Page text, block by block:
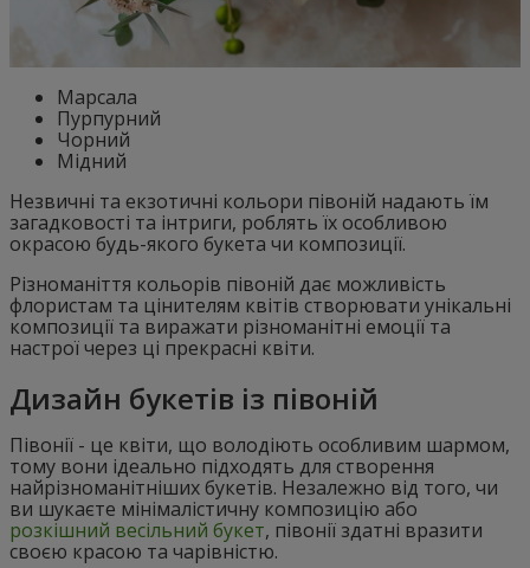
Марсала
Пурпурний
Чорний
Мідний
Незвичні та екзотичні кольори півоній надають їм
загадковості та інтриги, роблять їх особливою
окрасою будь-якого букета чи композиції.
Різноманіття кольорів півоній дає можливість
флористам та цінителям квітів створювати унікальні
композиції та виражати різноманітні емоції та
настрої через ці прекрасні квіти.
Дизайн букетів із півоній
Півонії - це квіти, що володіють особливим шармом,
тому вони ідеально підходять для створення
найрізноманітніших букетів. Незалежно від того, чи
ви шукаєте мінімалістичну композицію або
розкішний весільний букет, півонії здатні вразити
своєю красою та чарівністю.